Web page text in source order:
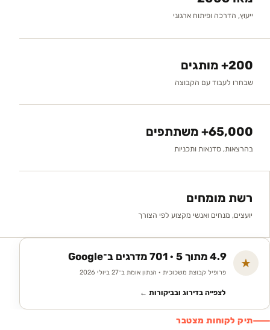
ייעוץ, הדרכה ופיתוח ארגוני
200+ מותגים
שבחרו לעבוד עם הקבוצה
65,000+ משתתפים
בהרצאות, סדנאות ותכניות
רשת מומחים
יועצים, מנחים ואנשי מקצוע לפי הצורך
★ 4.9 מתוך 5 · 701 מדרגים ב־Google
פרופיל קבוצת משכוכית · הנתון אומת ב־27 ביולי 2026
לצפייה בדירוג ובביקורות ←
תיק לקוחות מצטבר